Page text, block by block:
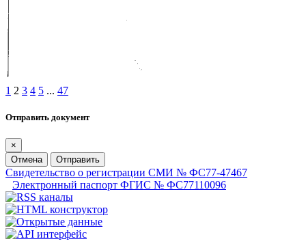
1 2 3 4 5 ... 47
Отправить документ
×
Отмена
Отправить
Свидетельство о регистрации СМИ № ФС77-47467
Электронный паспорт ФГИС № ФС77110096